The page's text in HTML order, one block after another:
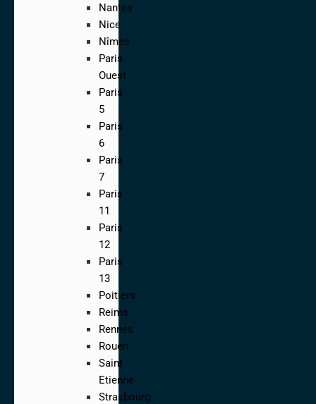
Nantes
Nice
Nîmes
Paris
Ouest
Paris
5
Paris
6
Paris
7
Paris
11
Paris
12
Paris
13
Poitiers
Reims
Rennes
Rouen
Saint
Etienne
Strasbourg